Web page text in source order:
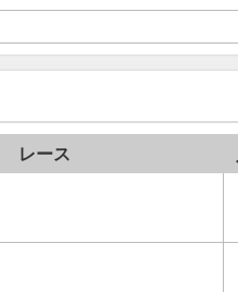
レース